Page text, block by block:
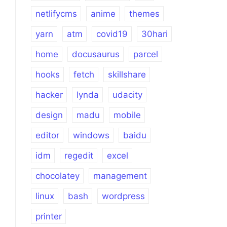
netlifycms anime
themes
yarn
atm covid19
30hari
home
docusaurus
parcel
hooks
fetch
skillshare
hacker
lynda
udacity
design
madu
mobile
editor
windows
baidu
idm
regedit
excel
chocolatey
management
linux
bash
wordpress
printer